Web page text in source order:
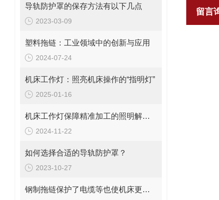
导轨防护罩的保存方法有以下几点
2023-03-09
塑料拖链：工业领域中的创新与应用
2024-07-24
机床工作灯：照亮机床操作的“指明灯”
2025-01-16
机床工作灯保障精准加工的照明解决方案
2024-11-22
如何选择合适的导轨防护罩？
2023-10-27
钢制拖链保护了电缆等也使机床更美观
留言